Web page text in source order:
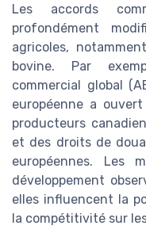
Les accords
profondément
agricoles,
bovine. Par
commercial global
européenne a
producteurs
et des droits de
européennes. Les
développement
elles influencent la
la compétitivité sur